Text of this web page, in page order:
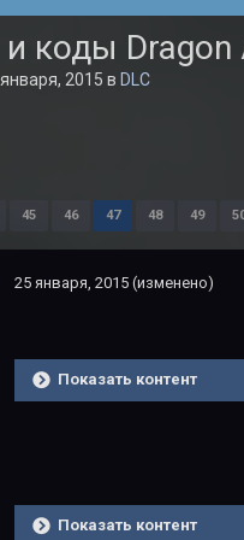
коды Dragon
2015 в DLC
45 46 47 48 49
25 января, 2015 (изменено)
Показать контент
Показать контент